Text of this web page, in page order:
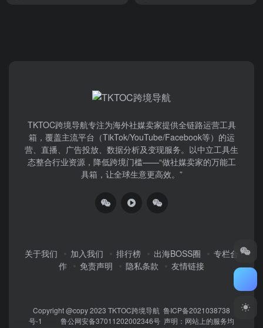
TKTOC跨境导航​专注为海外社媒卖家提供全链路运营工具
箱，覆盖主流平台（TikTok/YouTube/Facebook等）​的运
营、直播、广告投放、数据分析及变现服务。以中立工具生
态整合行业资源，降低跨境门槛——“做社媒卖家的万能工
具箱，让全球生意更高效。”
关于我们 加入我们 排行榜 出海BOSS圈
专栏合
作
免责声明 隐私条款 友情链接
Copyright @copy 2023 TKTOC跨境导航 鲁ICP备2021038738
号-1
鲁公网安备37011202002346号 声明：网站上的服务均